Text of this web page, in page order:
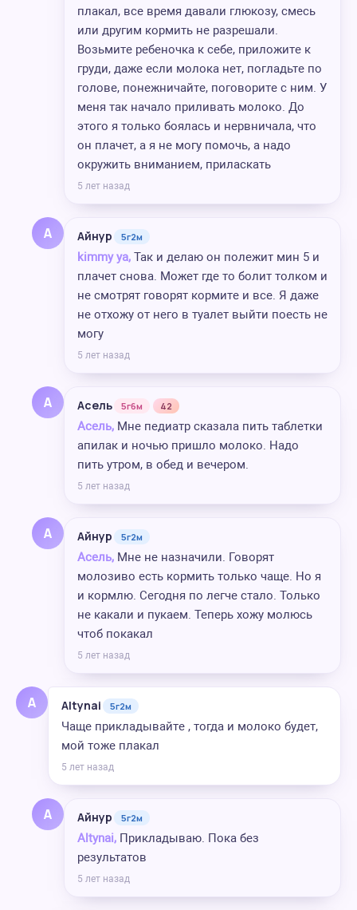
плакал, все время давали глюкозу, смесь
или другим кормить не разрешали.
Возьмите ребеночка к себе, приложите к
груди, даже если молока нет, погладьте по
голове, понежничайте, поговорите с ним. У
меня так начало приливать молоко. До
этого я только боялась и нервничала, что
он плачет, а я не могу помочь, а надо
окружить вниманием, приласкать
5 лет назад
А Айнур 5г2м
kimmy ya, Так и делаю он полежит мин 5 и
плачет снова. Может где то болит толком и
не смотрят говорят кормите и все. Я даже
не отхожу от него в туалет выйти поесть не
могу
5 лет назад
А Асель 5г6м 42
Асель, Мне педиатр сказала пить таблетки
апилак и ночью пришло молоко. Надо
пить утром, в обед и вечером.
5 лет назад
А Айнур 5г2м
Асель, Мне не назначили. Говорят
молозиво есть кормить только чаще. Но я
и кормлю. Сегодня по легче стало. Только
не какали и пукаем. Теперь хожу молюсь
чтоб покакал
5 лет назад
A Altynai 5г2м
Чаще прикладывайте , тогда и молоко будет,
мой тоже плакал
5 лет назад
А Айнур 5г2м
Altynai, Прикладываю. Пока без
результатов
5 лет назад